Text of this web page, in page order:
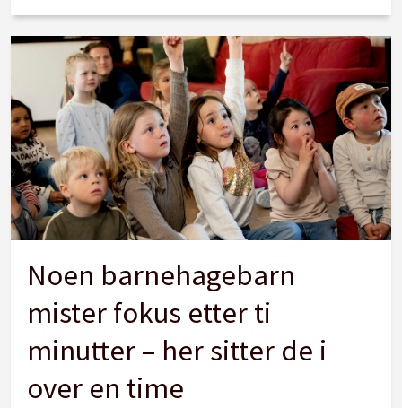
Noen barnehagebarn
mister fokus etter ti
minutter – her sitter de i
over en time